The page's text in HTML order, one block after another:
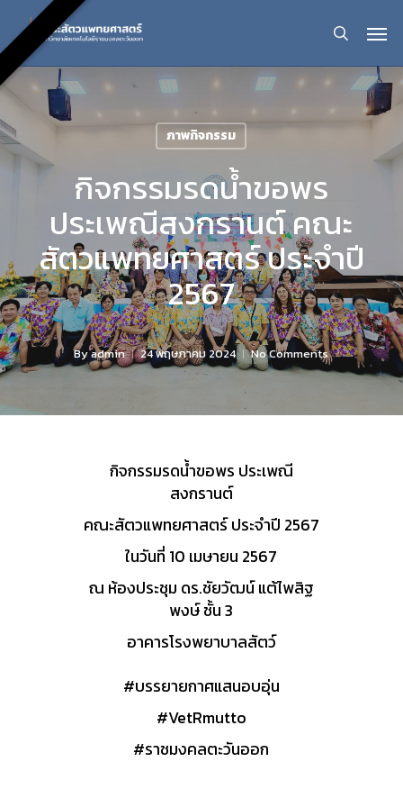
Skip
to
main
content
ภาพกิจกรรม
กิจกรรมรดน้ำขอพร
ประเพณีสงกรานต์ คณะ
สัตวแพทยศาสตร์ ประจำปี
2567
Byadmin 24 พฤษภาคม 2024 No Comments
กิจกรรมรดน้ำขอพร ประเพณี
สงกรานต์
คณะสัตวแพทยศาสตร์ ประจำปี 2567
ในวันที่ 10 เมษายน 2567
ณ ห้องประชุม ดร.ชัยวัฒน์ แต้ไพสิฐ
พงษ์ ชั้น 3
อาคารโรงพยาบาลสัตว์
#บรรยายกาศแสนอบอุ่น
#VetRmutto
#ราชมงคลตะวันออก